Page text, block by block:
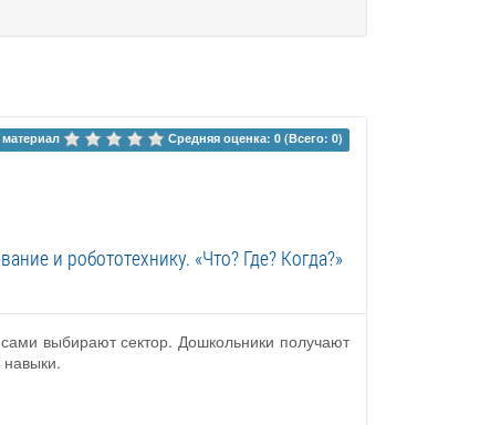
Средняя оценка: 0 (Всего: 0)
и робототехнику. «Что? Где? Когда?»
выбирают сектор. Дошкольники получают